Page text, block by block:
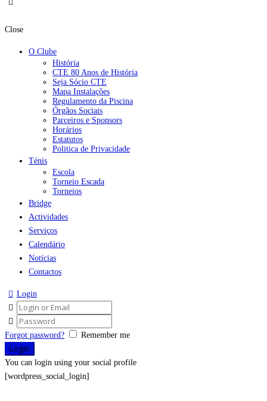
Close
O Clube
História
CTE 80 Anos de História
Seja Sócio CTE
Mapa Instalações
Regulamento da Piscina
Órgãos Sociais
Parceiros e Sponsors
Horários
Estatutos
Politica de Privacidade
Ténis
Escola
Torneio Escada
Torneios
Bridge
Actividades
Serviços
Calendário
Notícias
Contactos
Login
Forgot password? Remember me
You can login using your social profile
[wordpress_social_login]